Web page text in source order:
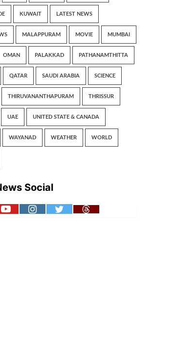
KUWAIT LATEST NEWS
MALAPPURAM MOVIE MUMBAI
OMAN PALAKKAD PATHANAMTHITTA
QATAR SAUDI ARABIA SCIENCE
THIRUVANANTHAPURAM THRISSUR
UAE UNITED STATE & CANADA
WAYANAD WEATHER WORLD
Social